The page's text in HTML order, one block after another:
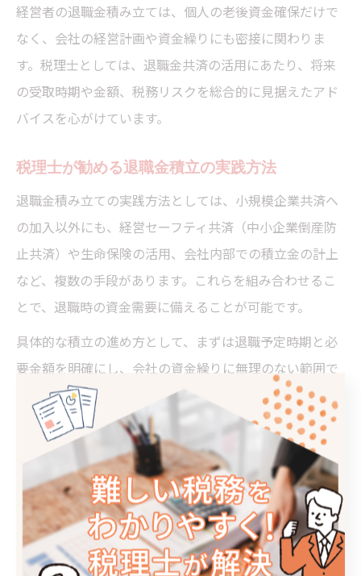
経営者の退職金積み立ては、個人の老後資金確保だけで
なく、会社の経営計画や資金繰りにも密接に関わりま
す。税理士としては、退職金共済の活用にあたり、将来
の受取時期や金額、税務リスクを総合的に見据えたアド
バイスを心がけています。
税理士が勧める退職金積立の実践方法
退職金積み立ての実践方法としては、小規模企業共済へ
の加入以外にも、経営セーフティ共済（中小企業倒産防
止共済）や生命保険の活用、会社内部での積立金の計上
など、複数の手段があります。これらを組み合わせるこ
とで、退職時の資金需要に備えることが可能です。
具体的な積立の進め方として、まずは退職予定時期と必
要金額を明確にし、会社の資金繰りに無理のない範囲で
毎月の積立額を設定します。税理士としては、掛金の経
費算入や税務上の取り扱いを踏まえ、最適な積立プラン
を提案しています。
また、積立方法の選択や見直しには、社会保険料負担や
キャッシュフローのバランスも考慮が必要です。短期的
な節税効果だけでなく、将来の資金需要や事業承継リス
クも視野に入れて、総合的な資産形成をサポートしてい